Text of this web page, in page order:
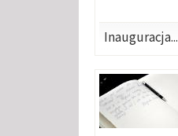
Inauguracja...